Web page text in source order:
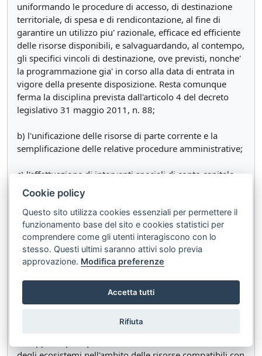
uniformando le procedure di accesso, di destinazione
territoriale, di spesa e di rendicontazione, al fine di
garantire un utilizzo piu' razionale, efficace ed efficiente
delle risorse disponibili, e salvaguardando, al contempo,
gli specifici vincoli di destinazione, ove previsti, nonche'
la programmazione gia' in corso alla data di entrata in
vigore della presente disposizione. Resta comunque
ferma la disciplina prevista dall'articolo 4 del decreto
legislativo 31 maggio 2011, n. 88;
b) l'unificazione delle risorse di parte corrente e la
semplificazione delle relative procedure amministrative;
c) l'effettuazione di interventi speciali di conto capitale,
ivi compresi quelli finalizzati ad eliminare il deficit
infrastrutturale tra le diverse aree del territorio
nazionale e a rimuovere gli svantaggi derivanti
dall'insularita', da individuare mediante gli strumenti di
programmazione finanziaria e di bilancio di cui
all'articolo 7, comma 2, lettere a), d) ed f), della legge 31
dicembre 2009, n. 196;
d) l'individuazione delle misure che concorrano a
rimuovere gli svantaggi derivanti dall'insularita',
promuovendo il diritto alla mobilita' e alla continuita'
Cookie policy
Questo sito utilizza cookies essenziali per permettere il
funzionamento base del sito e cookies statistici per
comprendere come gli utenti interagiscono con lo
stesso. Questi ultimi saranno attivi solo previa
approvazione. Modifica preferenze
Accetta tutti
Rifiuta